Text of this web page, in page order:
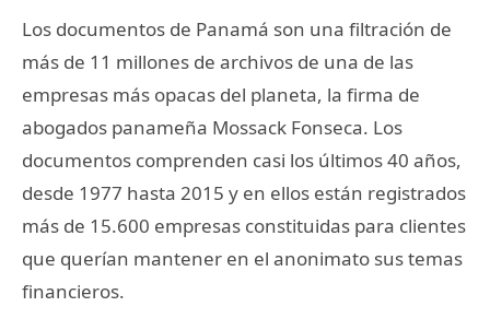
Los documentos de Panamá son una filtración de
más de 11 millones de archivos de una de las
empresas más opacas del planeta, la firma de
abogados panameña Mossack Fonseca. Los
documentos comprenden casi los últimos 40 años,
desde 1977 hasta 2015 y en ellos están registrados
más de 15.600 empresas constituidas para clientes
que querían mantener en el anonimato sus temas
financieros.